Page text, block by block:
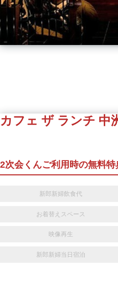
カフェ ザ ランチ 中
2次会くんご利用時の無料特
新郎新婦飲食代
お着替えスペース
映像再生
新郎新婦当日宿泊